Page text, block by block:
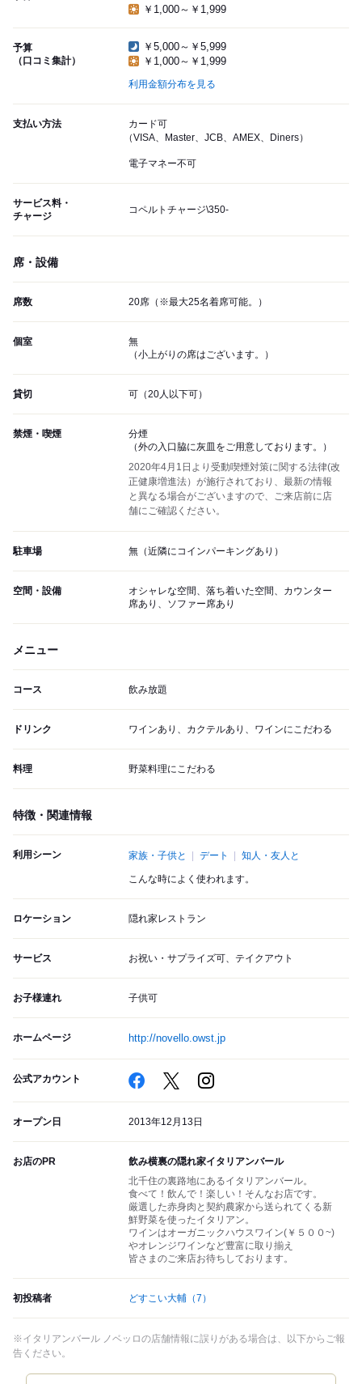
￥1,000～￥1,999
予算
（口コミ集計）
￥5,000～￥5,999
￥1,000～￥1,999
利用金額分布を見る
支払い方法
カード可
（VISA、Master、JCB、AMEX、Diners）
電子マネー不可
サービス料・
チャージ
コペルトチャージ\350-
席・設備
席数 20席（※最大25名着席可能。）
個室
無
（小上がりの席はございます。）
貸切 可（20人以下可）
禁煙・喫煙
分煙
（外の入口脇に灰皿をご用意しております。）
2020年4月1日より受動喫煙対策に関する法律(改
正健康増進法）が施行されており、最新の情報
と異なる場合がございますので、ご来店前に店
舗にご確認ください。
駐車場 無（近隣にコインパーキングあり）
空間・設備
オシャレな空間、落ち着いた空間、カウンター
席あり、ソファー席あり
メニュー
コース 飲み放題
ドリンク ワインあり、カクテルあり、ワインにこだわる
料理 野菜料理にこだわる
特徴・関連情報
利用シーン 家族・子供と デート 知人・友人と
こんな時によく使われます。
ロケーション 隠れ家レストラン
サービス お祝い・サプライズ可、テイクアウト
お子様連れ 子供可
ホームページ http://novello.owst.jp
公式アカウント
オープン日 2013年12月13日
お店のPR
飲み横裏の隠れ家イタリアンバール
北千住の裏路地にあるイタリアンバール。
食べて！飲んで！楽しい！そんなお店です。
厳選した赤身肉と契約農家から送られてくる新
鮮野菜を使ったイタリアン。
ワインはオーガニックハウスワイン(￥５００~)
やオレンジワインなど豊富に取り揃え
皆さまのご来店お待ちしております。
初投稿者 どすこい大輔 （7）
※イタリアンバール ノベッロの店舗情報に誤りがある場合は、以下からご報
告ください。